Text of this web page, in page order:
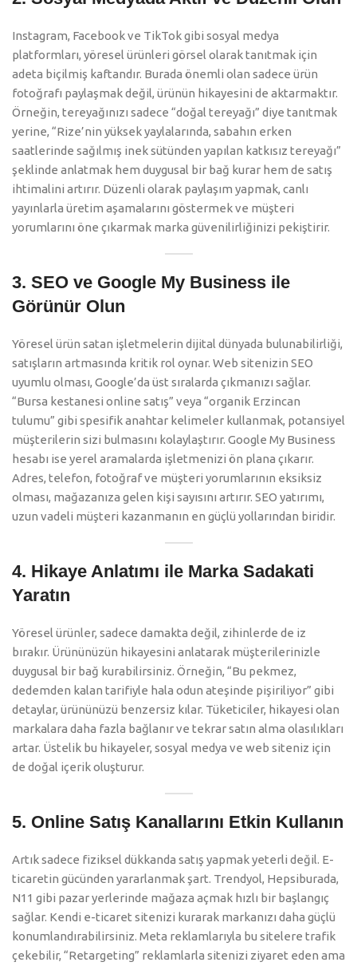
Instagram, Facebook ve TikTok gibi sosyal medya
platformları, yöresel ürünleri görsel olarak tanıtmak için
adeta biçilmiş kaftandır. Burada önemli olan sadece ürün
fotoğrafı paylaşmak değil, ürünün hikayesini de aktarmaktır.
Örneğin, tereyağınızı sadece “doğal tereyağı” diye tanıtmak
yerine, “Rize’nin yüksek yaylalarında, sabahın erken
saatlerinde sağılmış inek sütünden yapılan katkısız tereyağı”
şeklinde anlatmak hem duygusal bir bağ kurar hem de satış
ihtimalini artırır. Düzenli olarak paylaşım yapmak, canlı
yayınlarla üretim aşamalarını göstermek ve müşteri
yorumlarını öne çıkarmak marka güvenilirliğinizi pekiştirir.
3. SEO ve Google My Business ile
Görünür Olun
Yöresel ürün satan işletmelerin dijital dünyada bulunabilirliği,
satışların artmasında kritik rol oynar. Web sitenizin SEO
uyumlu olması, Google’da üst sıralarda çıkmanızı sağlar.
“Bursa kestanesi online satış” veya “organik Erzincan
tulumu” gibi spesifik anahtar kelimeler kullanmak, potansiyel
müşterilerin sizi bulmasını kolaylaştırır. Google My Business
hesabı ise yerel aramalarda işletmenizi ön plana çıkarır.
Adres, telefon, fotoğraf ve müşteri yorumlarının eksiksiz
olması, mağazanıza gelen kişi sayısını artırır. SEO yatırımı,
uzun vadeli müşteri kazanmanın en güçlü yollarından biridir.
4. Hikaye Anlatımı ile Marka Sadakati
Yaratın
Yöresel ürünler, sadece damakta değil, zihinlerde de iz
bırakır. Ürününüzün hikayesini anlatarak müşterilerinizle
duygusal bir bağ kurabilirsiniz. Örneğin, “Bu pekmez,
dedemden kalan tarifiyle hala odun ateşinde pişiriliyor” gibi
detaylar, ürününüzü benzersiz kılar. Tüketiciler, hikayesi olan
markalara daha fazla bağlanır ve tekrar satın alma olasılıkları
artar. Üstelik bu hikayeler, sosyal medya ve web siteniz için
de doğal içerik oluşturur.
5. Online Satış Kanallarını Etkin Kullanın
Artık sadece fiziksel dükkanda satış yapmak yeterli değil. E-
ticaretin gücünden yararlanmak şart. Trendyol, Hepsiburada,
N11 gibi pazar yerlerinde mağaza açmak hızlı bir başlangıç
sağlar. Kendi e-ticaret sitenizi kurarak markanızı daha güçlü
konumlandırabilirsiniz. Meta reklamlarıyla bu sitelere trafik
çekebilir, “Retargeting” reklamlarla sitenizi ziyaret eden ama